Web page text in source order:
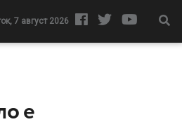
7 август 2026
е